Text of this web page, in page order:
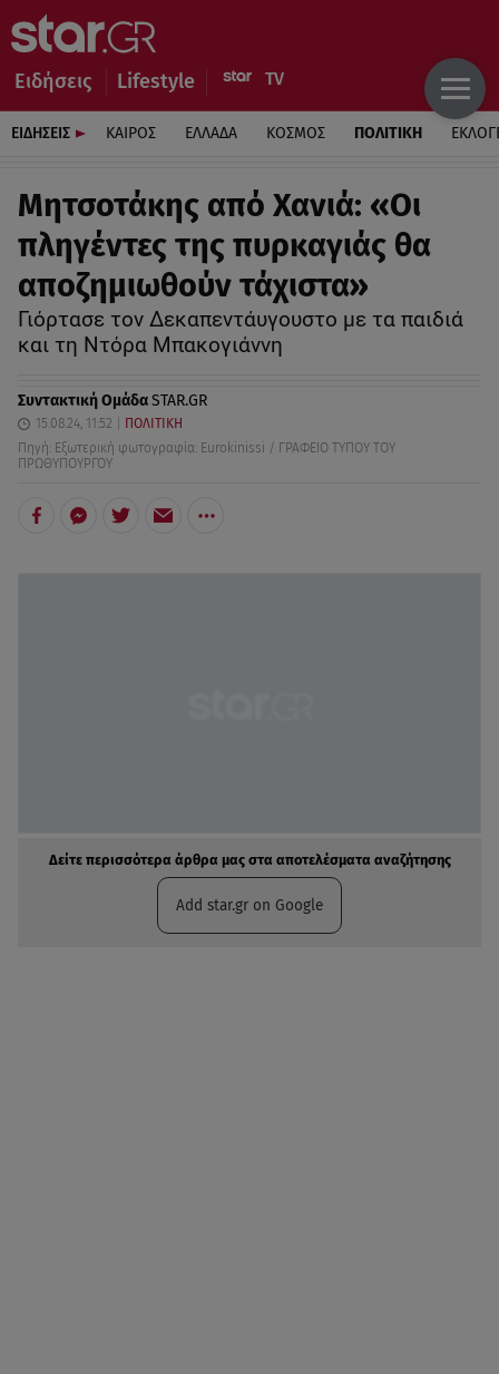
Ειδήσεις Lifestyle
ΕΙΔΗΣΕΙΣ ΚΑΙΡΟΣ ΕΛΛΑΔΑ ΚΟΣΜΟΣ ΠΟΛΙΤΙΚΗ
Μητσοτάκης από Χανιά: «Οι
πληγέντες της πυρκαγιάς θα
αποζημιωθούν τάχιστα»
Γιόρτασε τον Δεκαπεντάυγουστο με τα παιδιά
και τη Ντόρα Μπακογιάννη
Συντακτική ΟμάδαSTAR.GR
15.08.24, 11:52
ΠΟΛΙΤΙΚΗ
Πηγή: Εξωτερική φωτογραφία: Eurokinissi / ΓΡΑΦΕΙΟ ΤΥΠΟΥ ΤΟΥ
ΠΡΩΘΥΠΟΥΡΓΟΥ
Δείτε περισσότερα άρθρα μας στα αποτελέσματα αναζήτησης
Add star.gr on Google